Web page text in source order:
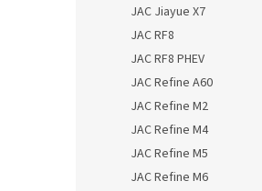
JAC Jiayue X7
JAC RF8
JAC RF8 PHEV
JAC Refine A60
JAC Refine M2
JAC Refine M4
JAC Refine M5
JAC Refine M6